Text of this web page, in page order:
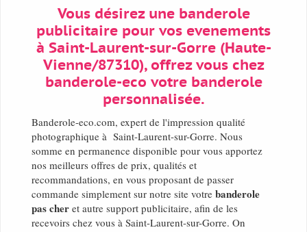
Vous désirez une banderole
publicitaire pour vos evenements
à Saint-Laurent-sur-Gorre (Haute-
Vienne/87310), offrez vous chez
banderole-eco votre banderole
personnalisée.
Banderole-eco.com, expert de l'impression qualité
photographique à Saint-Laurent-sur-Gorre. Nous
somme en permanence disponible pour vous apportez
nos meilleurs offres de prix, qualités et
recommandations, en vous proposant de passer
commande simplement sur notre site votre banderole
pas cher et autre support publicitaire, afin de les
recevoirs chez vous à Saint-Laurent-sur-Gorre. On